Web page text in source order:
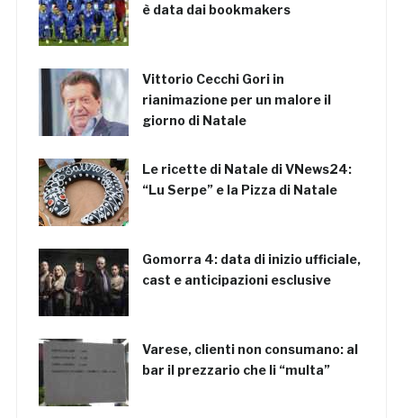
è data dai bookmakers
Vittorio Cecchi Gori in
rianimazione per un malore il
giorno di Natale
Le ricette di Natale di VNews24:
“Lu Serpe” e la Pizza di Natale
Gomorra 4: data di inizio ufficiale,
cast e anticipazioni esclusive
Varese, clienti non consumano: al
bar il prezzario che li “multa”